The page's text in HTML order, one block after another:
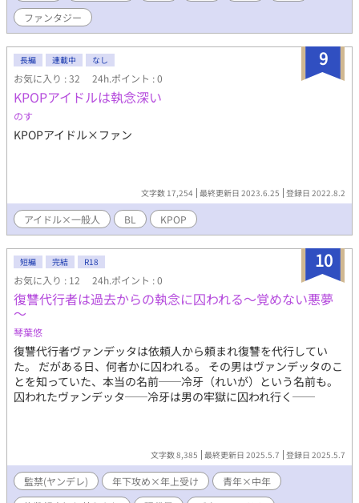
ファンタジー
9
長編 連載中 なし
お気に入り : 32 24h.ポイント : 0
KPOPアイドルは執念深い
のす
KPOPアイドル×ファン
文字数 17,254 最終更新日 2023.6.25 登録日 2022.8.2
アイドル×一般人 BL KPOP
10
短編 完結 R18
お気に入り : 12 24h.ポイント : 0
復讐代行者は過去からの執念に囚われる～覚めない悪夢
～
琴葉悠
復讐代行者ヴァンデッタは依頼人から頼まれ復讐を代行してい
た。 だがある日、何者かに囚われる。 その男はヴァンデッタのこ
とを知っていた、本当の名前──冷牙（れいが）という名前も。
囚われたヴァンデッタ──冷牙は男の牢獄に囚われ行く──
文字数 8,385 最終更新日 2025.5.7 登録日 2025.5.7
監禁(ヤンデレ) 年下攻め×年上受け
青年×中年